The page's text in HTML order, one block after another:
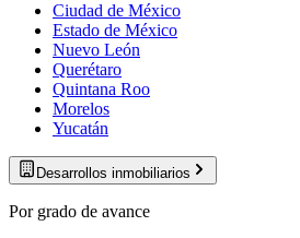
Ciudad de México
Estado de México
Nuevo León
Querétaro
Quintana Roo
Morelos
Yucatán
Desarrollos inmobiliarios
Por grado de avance